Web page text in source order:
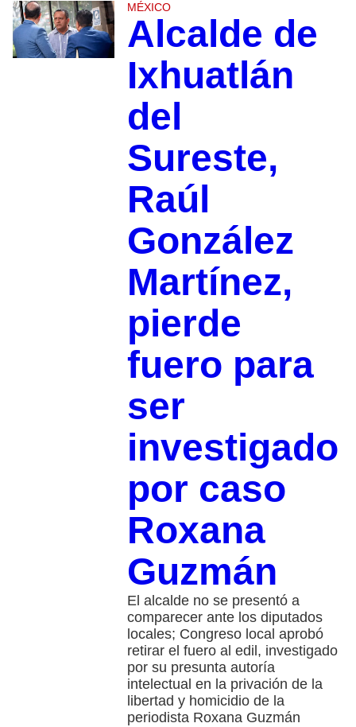
MÉXICO
Alcalde de
Ixhuatlán
del
Sureste,
Raúl
González
Martínez,
pierde
fuero para
ser
investigado
por caso
Roxana
Guzmán
El alcalde no se presentó a
comparecer ante los diputados
locales; Congreso local aprobó
retirar el fuero al edil, investigado
por su presunta autoría
intelectual en la privación de la
libertad y homicidio de la
periodista Roxana Guzmán